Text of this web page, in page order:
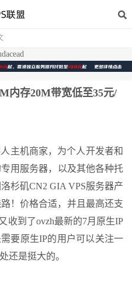
内存20M带宽低至35元/
主机商家，为个人开发者和
用服务器，以及其他各种托
杉矶CN2 GIA VPS服务器产
！价格合适，并且最高还支
收到了ovzh最新的7月原生IP
要原生IP的用户可以关注一
还是挺大的。